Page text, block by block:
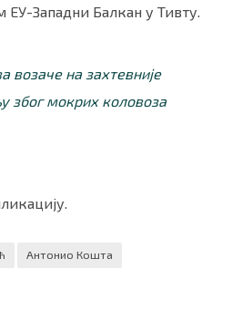
Западни Балкан у Тивту.
возаче на захтевније
због мокрих коловоза
Антонио Кошта